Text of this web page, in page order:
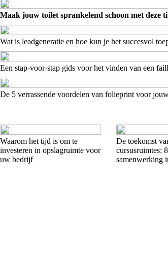
Maak jouw toilet sprankelend schoon met deze
Wat is leadgeneratie en hoe kun je het succesvol
Een stap-voor-stap gids voor het vinden van een
De 5 verrassende voordelen van folieprint voor
Waarom het tijd is om te
investeren in opslagruimte voor
uw bedrijf
De toekomst
cursusruimtes:
samenwerking